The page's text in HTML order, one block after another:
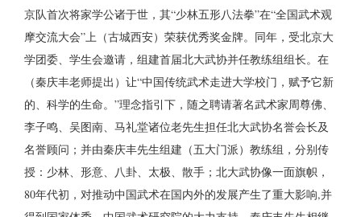
京队首次将家学公诸于世，其“少林五形八法拳”在“全国武术观
摩交流大会”上（古城西安）荣获优秀奖金牌。同年，受北京大
学团委、学生会邀请，组建首届北大武协并任教练组组长。在
（秦庆丰老师提出）让“中国传统武术走进大学校门，赋予它新
的、科学的生命。”理念指引下，随之聘请著名武术家周尊佛、
李子鸣、吴图南、马礼堂诸位老先生担任北大武协名誉会长及
名誉顾问；并由秦庆丰先生组建（五大门派）教练组，分别传
授：少林、形意、八卦、太极、散手；北大武协像一面旗帜，
80年代初，对推动中国武术在国内外的发展产生了重大影响,并